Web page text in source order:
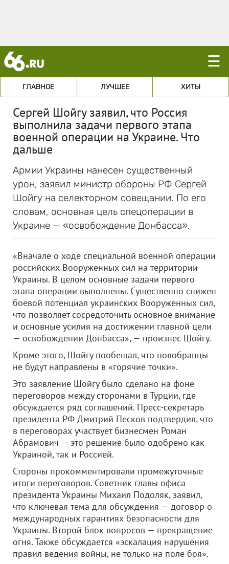
☰
ГЛАВНОЕ ЛУЧШЕЕ ХИТЫ
Сергей Шойгу заявил, что Россия
выполнила задачи первого этапа
военной операции на Украине. Что
дальше
Армии Украины нанесен существенный
урон, заявил министр обороны РФ Сергей
Шойгу на селекторном совещании. По его
словам, основная цель спецоперации в
Украине — «освобождение Донбасса».
«Вначале о ходе специальной военной операции
российских Вооруженных сил на территории
Украины. В целом основные задачи первого
этапа операции выполнены. Существенно снижен
боевой потенциал украинских Вооруженных сил,
что позволяет сосредоточить основное внимание
и основные усилия на достижении главной цели
— освобождении Донбасса», — произнес Шойгу.
Кроме этого, Шойгу пообещал, что новобранцы
не будут направлены в «горячие точки».
Это заявление Шойгу было сделано на фоне
переговоров между сторонами в Турции, где
обсуждается ряд соглашений. Пресс-секретарь
президента РФ Дмитрий Песков подтвердил, что
в переговорах участвует бизнесмен Роман
Абрамович — это решение было одобрено как
Украиной, так и Россией.
Стороны прокомментировали промежуточные
итоги переговоров. Советник главы офиса
президента Украины Михаил Подоляк, заявил,
что ключевая тема для обсуждения — договор о
международных гарантиях безопасности для
Украины. Второй блок вопросов — прекращение
огня. Также обсуждается «эскалация нарушения
правил ведения войны, не только на поле боя».